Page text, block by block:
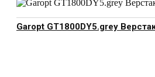
Garopt GT1800DY5.grey